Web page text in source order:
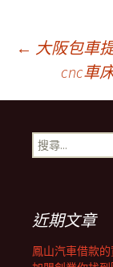
文
章
導
覽
← 大阪包車
cnc車
搜
尋
近期文章
鳳山汽車借款